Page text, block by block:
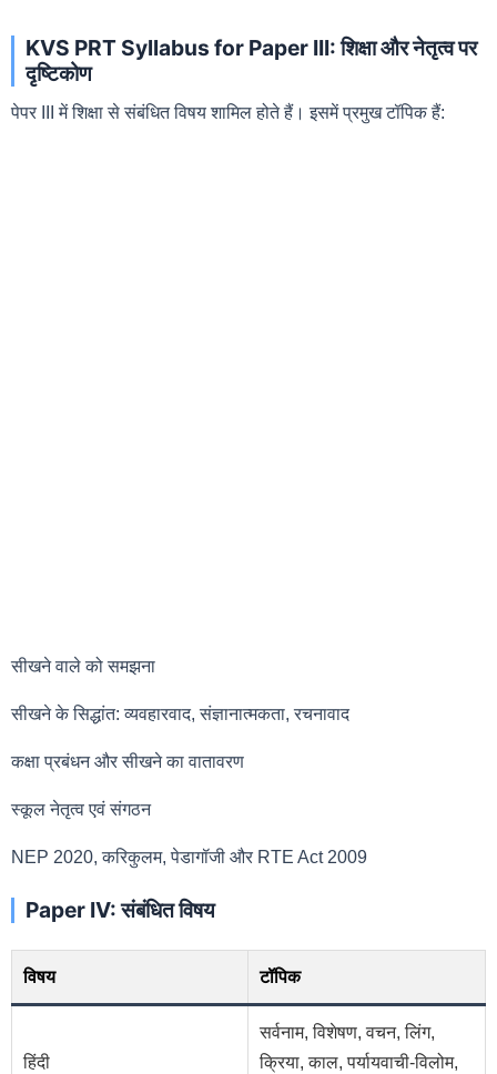
KVS PRT Syllabus for Paper III: शिक्षा और नेतृत्व पर
दृष्टिकोण
पेपर III में शिक्षा से संबंधित विषय शामिल होते हैं। इसमें प्रमुख टॉपिक हैं:
सीखने वाले को समझना
सीखने के सिद्धांत: व्यवहारवाद, संज्ञानात्मकता, रचनावाद
कक्षा प्रबंधन और सीखने का वातावरण
स्कूल नेतृत्व एवं संगठन
NEP 2020, करिकुलम, पेडागॉजी और RTE Act 2009
Paper IV: संबंधित विषय
विषय टॉपिक
हिंदी
सर्वनाम, विशेषण, वचन, लिंग,
क्रिया, काल, पर्यायवाची-विलोम,